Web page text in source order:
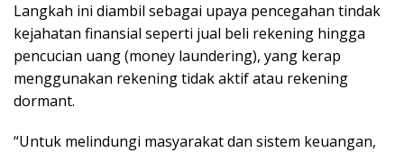
Langkah ini diambil sebagai upaya pencegahan tindak
kejahatan finansial seperti jual beli rekening hingga
pencucian uang (money laundering), yang kerap
menggunakan rekening tidak aktif atau rekening
dormant.
“Untuk melindungi masyarakat dan sistem keuangan,